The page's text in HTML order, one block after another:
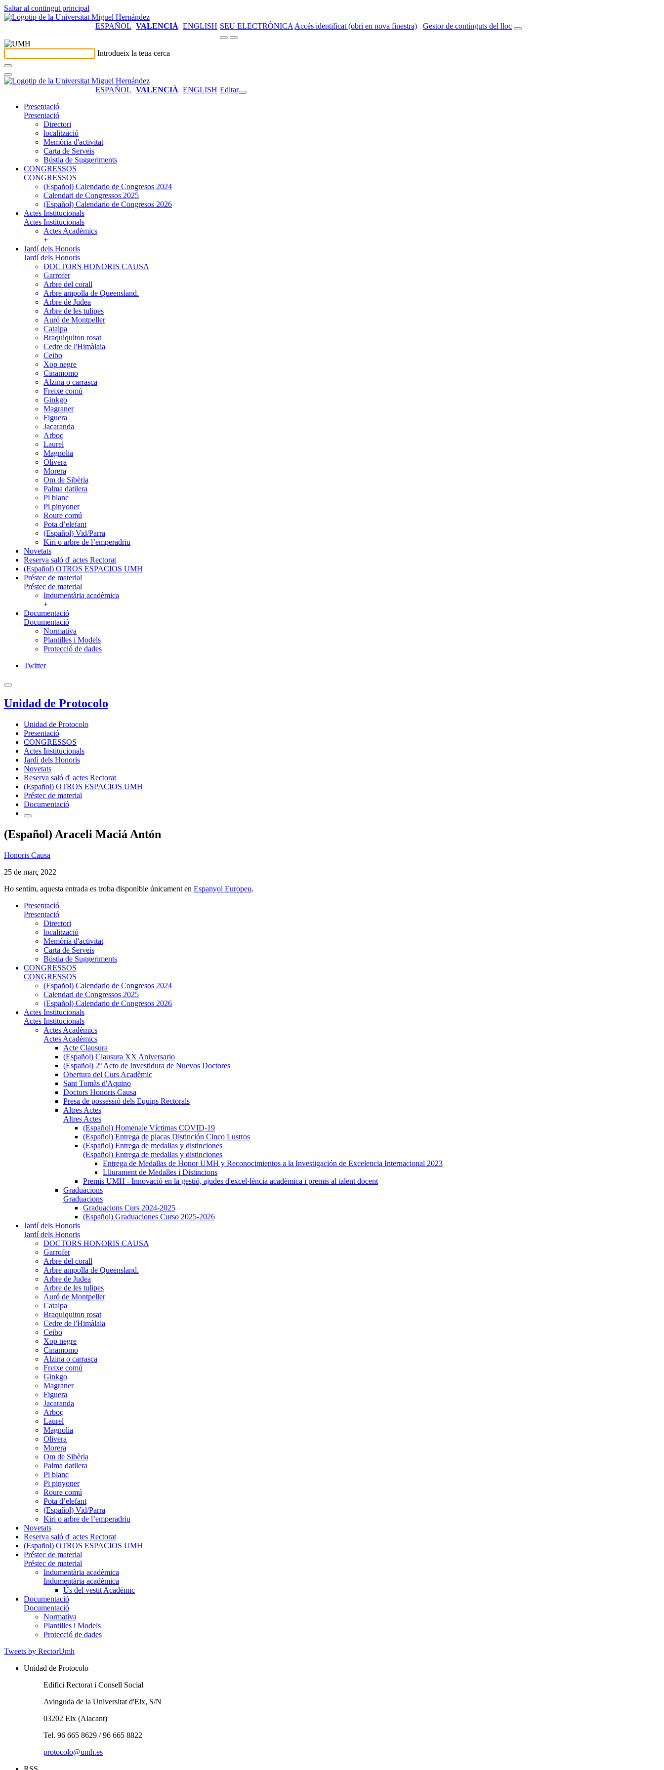
Saltar al contingut principal
ESPAÑOL VALENCIÀ ENGLISH SEU ELECTRÒNICA Accés identificat (obri en nova finestra) Gestor de continguts del lloc
Introdueix la teua cerca
ESPAÑOL VALENCIÀ ENGLISH Editar
Presentació
Presentació
Directori
localització
Memòria d'activitat
Carta de Serveis
Bústia de Suggeriments
CONGRESSOS
CONGRESSOS
(Español) Calendario de Congresos 2024
Calendari de Congressos 2025
(Español) Calendario de Congresos 2026
Actes Institucionals
Actes Institucionals
Actes Acadèmics
+
Jardí dels Honoris
Jardí dels Honoris
DOCTORS HONORIS CAUSA
Garrofer
Arbre del corall
Arbre ampolla de Queensland.
Arbre de Judea
Arbre de les tulipes
Auró de Montpeller
Catalpa
Braquiquiton rosat
Cedre de l'Himàlaia
Ceibo
Xop negre
Cinamomo
Alzina o carrasca
Freixe comú
Ginkgo
Magraner
Figuera
Jacaranda
Arboç
Laurel
Magnolia
Olivera
Morera
Om de Sibèria
Palma datilera
Pi blanc
Pi pinyoner
Roure comú
Pota d’elefant
(Español) Vid/Parra
Kiri o arbre de l’emperadriu
Novetats
Reserva saló d' actes Rectorat
(Español) OTROS ESPACIOS UMH
Préstec de material
Préstec de material
Indumentària acadèmica
+
Documentació
Documentació
Normativa
Plantilles i Models
Protecció de dades
Twitter
Unidad de Protocolo
Unidad de Protocolo
Presentació
CONGRESSOS
Actes Institucionals
Jardí dels Honoris
Novetats
Reserva saló d' actes Rectorat
(Español) OTROS ESPACIOS UMH
Préstec de material
Documentació
(Español) Araceli Maciá Antón
Honoris Causa
25 de març 2022
Ho sentim, aquesta entrada es troba disponible únicament en Espanyol Europeu.
Presentació
Presentació
Directori
localització
Memòria d'activitat
Carta de Serveis
Bústia de Suggeriments
CONGRESSOS
CONGRESSOS
(Español) Calendario de Congresos 2024
Calendari de Congressos 2025
(Español) Calendario de Congresos 2026
Actes Institucionals
Actes Institucionals
Actes Acadèmics
Actes Acadèmics
Acte Clausura
(Español) Clausura XX Aniversario
(Español) 2º Acto de Investidura de Nuevos Doctores
Obertura del Curs Acadèmic
Sant Tomàs d'Aquino
Doctors Honoris Causa
Presa de possessió dels Equips Rectorals
Altres Actes
Altres Actes
(Español) Homenaje Víctimas COVID-19
(Español) Entrega de placas Distinción Cinco Lustros
(Español) Entrega de medallas y distinciones
(Español) Entrega de medallas y distinciones
Entrega de Medallas de Honor UMH y Reconocimientos a la Investigación de Excelencia Internacional 2023
Lliurament de Medalles i Distincions
Premis UMH - Innovació en la gestió, ajudes d'excel·lència acadèmica i premis al talent docent
Graduacions
Graduacions
Graduacions Curs 2024-2025
(Español) Graduaciones Curso 2025-2026
Jardí dels Honoris
Jardí dels Honoris
DOCTORS HONORIS CAUSA
Garrofer
Arbre del corall
Arbre ampolla de Queensland.
Arbre de Judea
Arbre de les tulipes
Auró de Montpeller
Catalpa
Braquiquiton rosat
Cedre de l'Himàlaia
Ceibo
Xop negre
Cinamomo
Alzina o carrasca
Freixe comú
Ginkgo
Magraner
Figuera
Jacaranda
Arboç
Laurel
Magnolia
Olivera
Morera
Om de Sibèria
Palma datilera
Pi blanc
Pi pinyoner
Roure comú
Pota d’elefant
(Español) Vid/Parra
Kiri o arbre de l’emperadriu
Novetats
Reserva saló d' actes Rectorat
(Español) OTROS ESPACIOS UMH
Préstec de material
Préstec de material
Indumentària acadèmica
Indumentària acadèmica
Ús del vestit Acadèmic
Documentació
Documentació
Normativa
Plantilles i Models
Protecció de dades
Tweets by RectorUmh
Unidad de Protocolo
Edifici Rectorat i Consell Social
Avinguda de la Universitat d'Elx, S/N
03202 Elx (Alacant)
Tel. 96 665 8629 / 96 665 8822
protocolo@umh.es